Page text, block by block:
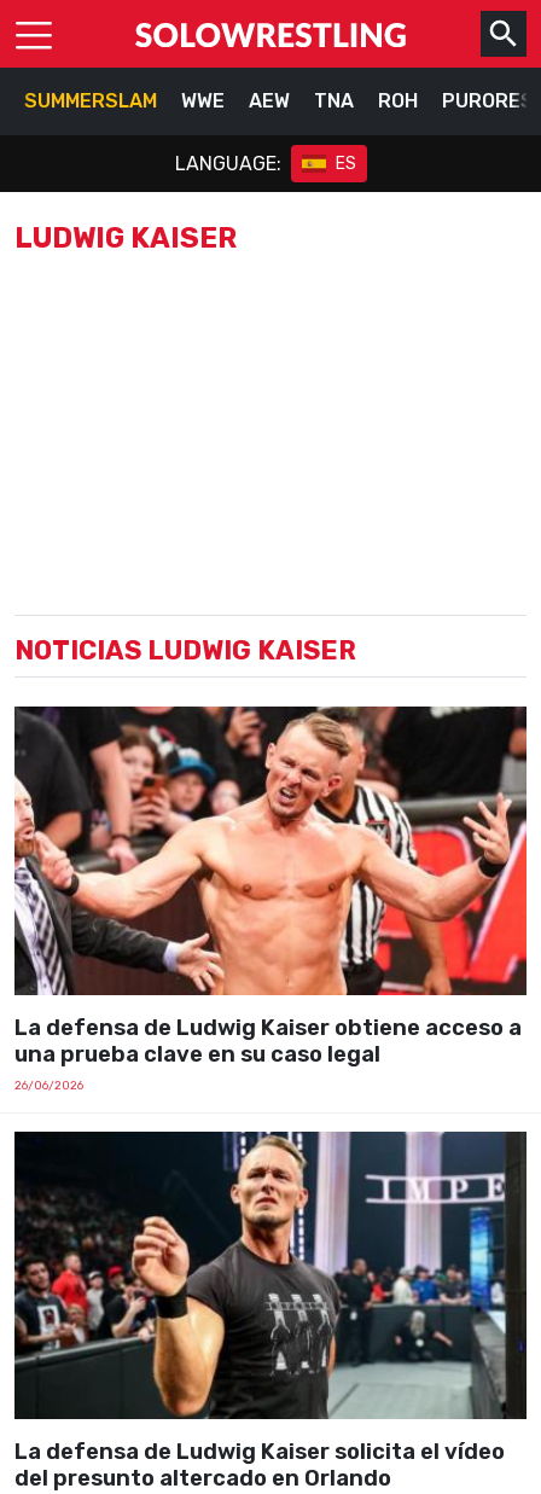
SUMMERSLAM WWE AEW TNA ROH
LANGUAGE: ES
LUDWIG KAISER
NOTICIAS LUDWIG KAISER
La defensa de Ludwig Kaiser obtiene acceso a
una prueba clave en su caso legal
26/06/2026
La defensa de Ludwig Kaiser solicita el vídeo
del presunto altercado en Orlando